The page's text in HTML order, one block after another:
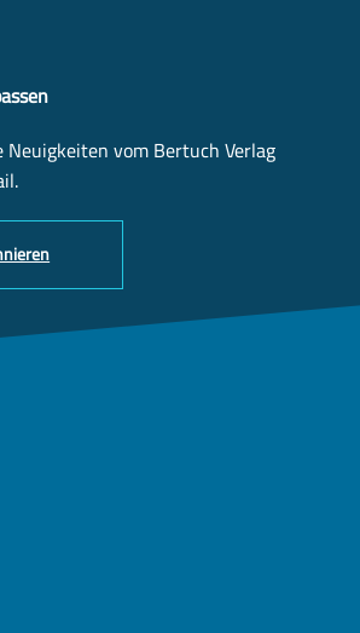
Neuigkeiten vom Bertuch Verlag